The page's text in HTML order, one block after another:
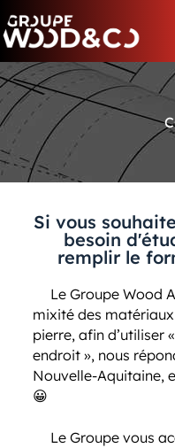
Si vous
besoin
remplir le
Le Groupe Wood
mixité des
pierre, afin d’utiliser
endroit », nous
Nouvelle-Aquitaine,
😀
Le Groupe vous